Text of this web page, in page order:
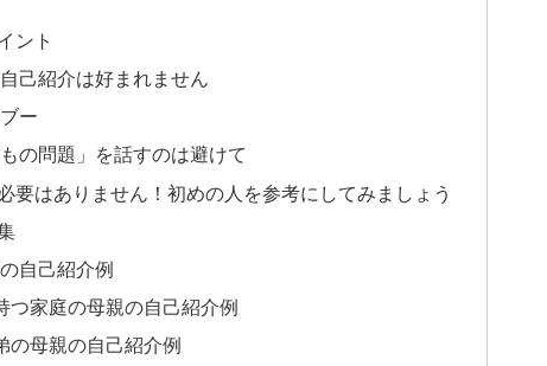
ント
己紹介は好まれません
ー
の問題」を話すのは避けて
要はありません！初めの人を参考にしてみましょう
自己紹介例
つ家庭の母親の自己紹介例
の母親の自己紹介例